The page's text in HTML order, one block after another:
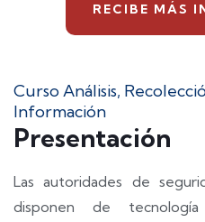
RECIBE MÁS
Curso Análisis,
Información
Presentación
Las autoridades de
disponen de